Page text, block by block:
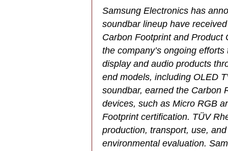
Samsung Electronics has
soundbar lineup have
Carbon Footprint and Product
the company’s ongoing
display and audio products
end models, including OLED
soundbar, earned the Carbon
devices, such as Micro RGB
Footprint certification. TÜV
production, transport, use,
environmental evaluation.